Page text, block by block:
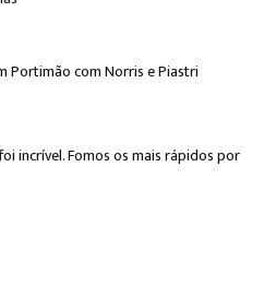
Portimão com Norris e Piastri
incrível. Fomos os mais rápidos por